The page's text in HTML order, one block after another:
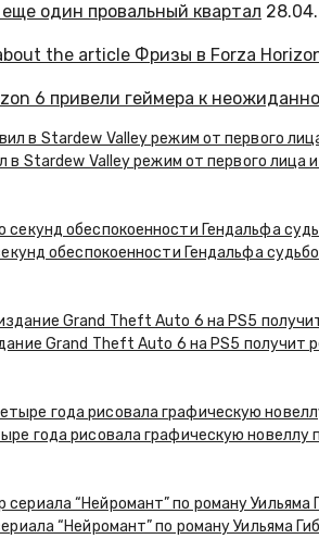
один провальный квартал
6 привели геймера к
в Stardew Valley режим от первого лица
обеспокоенности Гендальфа
Grand Theft Auto 6 на PS5 получит
года рисовала графическую новеллу
“Нейромант” по роману Уильяма